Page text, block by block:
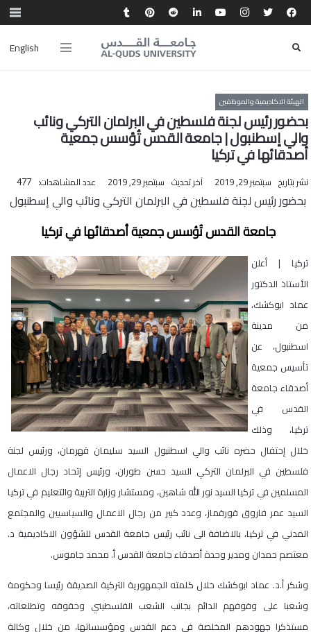
English
الهيئة الاكاديمية والموظفين
بحضور رئيس لجنة فلسطين في البرلمان التركي ونائب
والي إسطنبول | جامعة القدس تُؤسس جمعية
أصدقائها في تركيا
نشر بتاريخ سبتمبر 29, 2019 آخر تحديث سبتمبر 29, 2019 عدد المشاهدات: 477
بحضور رئيس لجنة فلسطين في البرلمان التركي ونائب والي إسطنبول
جامعة القدس تُؤسس جمعية أصدقائها في تركيا
تركيا | أعلن
الأستاذ الدكتور
عماد ابوكشك،
من مدينة
اسطنبول، عن
تأسيس جمعية
أصدقاء جامعة
القدس في
تركيا، وذلك
خلال إحتفال حضره نائب والي اسطنبول السيد سليمان قهرمان، ورئيس لجنة
فلسطين في البرلمان التركي السيد حسن طوران، ورئيس إتحاد رجال الاعمال
المسلمين في تركيا السيد نور الله شاهين، ومستشار وزارة التربية والتعليم في تركيا
السيد عمر فاروق قورقماز، وعدد كبير من رجال الاعمال والسياسيين والمجتمع
المدني في تركيا، بالاضافة الى نائب رئيس جامعة القدس للشؤون الاكاديمية د.
معتصم حمدان ومدير وحدة أصدقاء جامعة القدس أ. محمد جاموس.
وشكر أ.د. عماد ابوكشك خلال كلمته الجمهورية التركية الصديقة رئيسا وحكومة
وشعبا على وقوفهم الدائم بجانب الشعب الفلسطيني وحقوقه وتطلعاته،
مستذكرا جهودهم المخلصة في دعم القدس ومؤسساتها، من خلال وكالة